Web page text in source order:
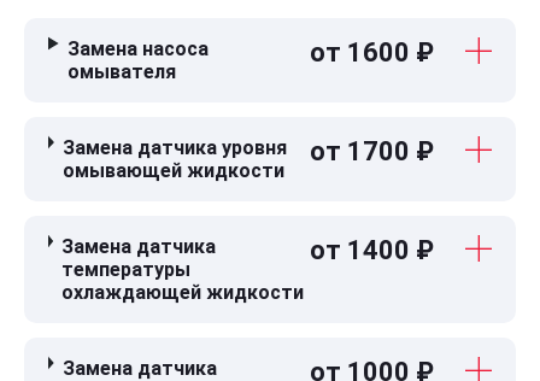
Замена насоса
омывателя
от 1600 ₽
Замена датчика уровня
омывающей жидкости
от 1700 ₽
Замена датчика
температуры
охлаждающей жидкости
от 1400 ₽
Замена датчика
от 1000 ₽